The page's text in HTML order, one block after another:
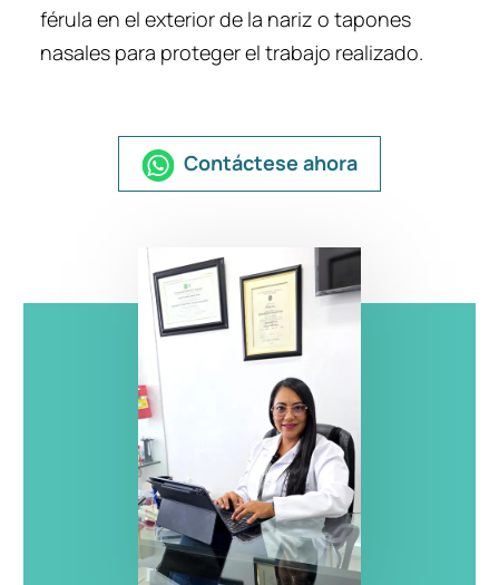
férula en el exterior de la nariz o tapones
nasales para proteger el trabajo realizado.
Contáctese ahora